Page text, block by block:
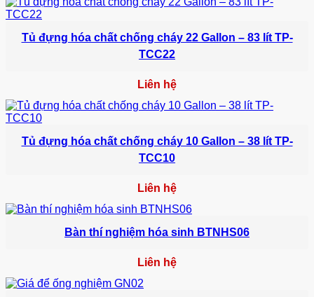
Tủ đựng hóa chất chống cháy 22 Gallon – 83 lít TP-
TCC22
Liên hệ
Tủ đựng hóa chất chống cháy 10 Gallon – 38 lít TP-
TCC10
Liên hệ
Bàn thí nghiệm hóa sinh BTNHS06
Liên hệ